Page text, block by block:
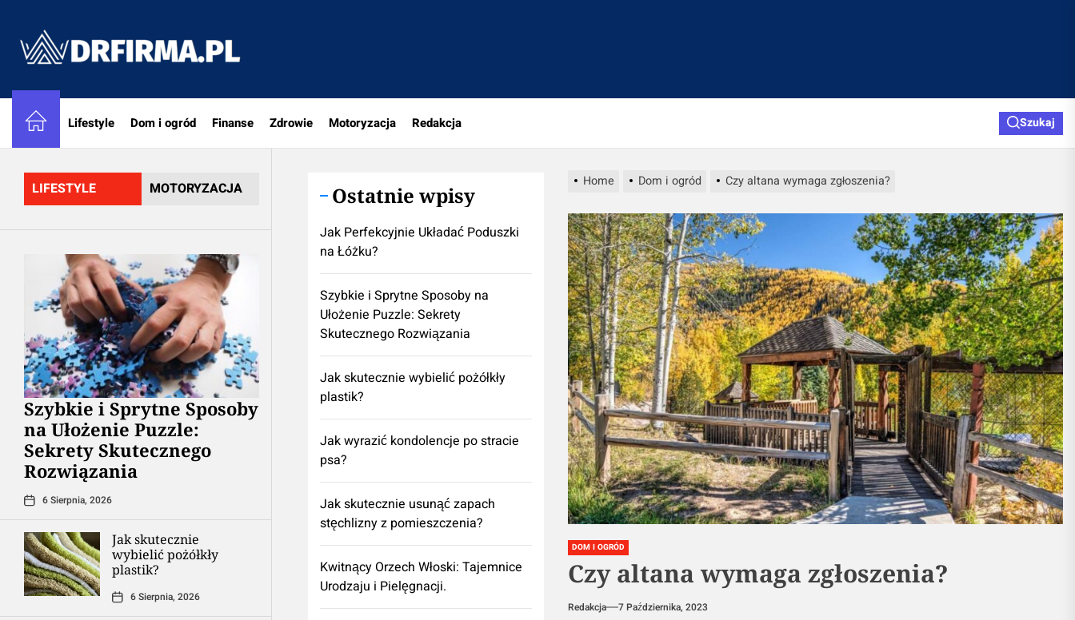
content
Lifestyle Dom i ogród Finanse Zdrowie Motoryzacja Redakcja Szukaj
LIFESTYLE MOTORYZACJA
Szybkie i Sprytne Sposoby
na Ułożenie Puzzle:
Sekrety Skutecznego
Rozwiązania
6 Sierpnia, 2026
Jak skutecznie
wybielić pożółkły
plastik?
6 Sierpnia, 2026
Home Dom i ogród Czy altana wymaga zgłoszenia?
DOM I OGRÓD
Czy altana wymaga zgłoszenia?
Redakcja 7 Października, 2023
Ostatnie wpisy
Jak Perfekcyjnie Układać Poduszki
na Łóżku?
Szybkie i Sprytne Sposoby na
Ułożenie Puzzle: Sekrety
Skutecznego Rozwiązania
Jak skutecznie wybielić pożółkły
plastik?
Jak wyrazić kondolencje po stracie
psa?
Jak skutecznie usunąć zapach
stęchlizny z pomieszczenia?
Kwitnący Orzech Włoski: Tajemnice
Urodzaju i Pielęgnacji.